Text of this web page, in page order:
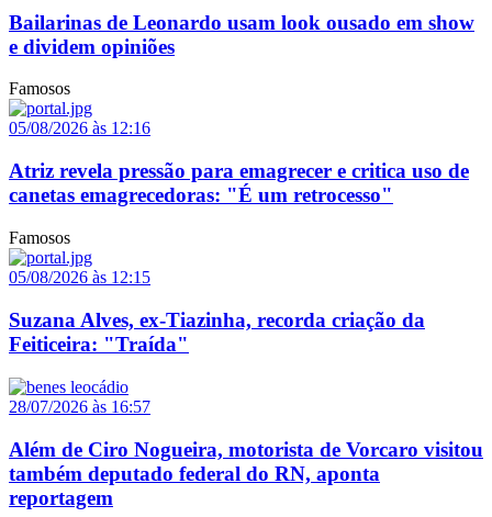
Bailarinas de Leonardo usam look ousado em show
e dividem opiniões
Famosos
05/08/2026 às 12:16
Atriz revela pressão para emagrecer e critica uso de
canetas emagrecedoras: "É um retrocesso"
Famosos
05/08/2026 às 12:15
Suzana Alves, ex-Tiazinha, recorda criação da
Feiticeira: "Traída"
28/07/2026 às 16:57
Além de Ciro Nogueira, motorista de Vorcaro visitou
também deputado federal do RN, aponta
reportagem